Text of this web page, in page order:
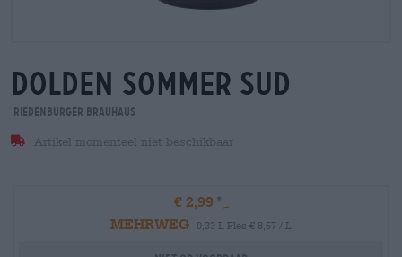
dolden sommer sud
Riedenburger Brauhaus
Artikel momenteel niet beschikbaar
€ 2,99
MEHRWEG
0,33 L Fles € 8,67 / L